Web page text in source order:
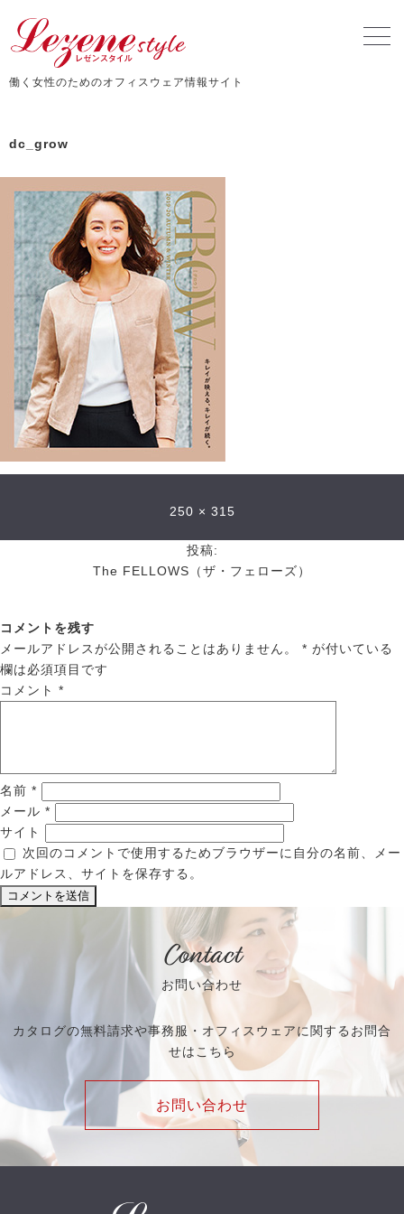
働く女性のためのオフィスウェア情報サイト
dc_grow
250 × 315
投稿:
The FELLOWS（ザ・フェローズ）
コメントを残す
メールアドレスが公開されることはありません。
* が付いている
欄は必須項目です
コメント *
名前 *
メール *
サイト
次回のコメントで使用するためブラウザーに自分の名前、メー
ルアドレス、サイトを保存する。
Contact
お問い合わせ
カタログの無料請求や事務服・オフィスウェアに関するお問合
せはこちら
お問い合わせ